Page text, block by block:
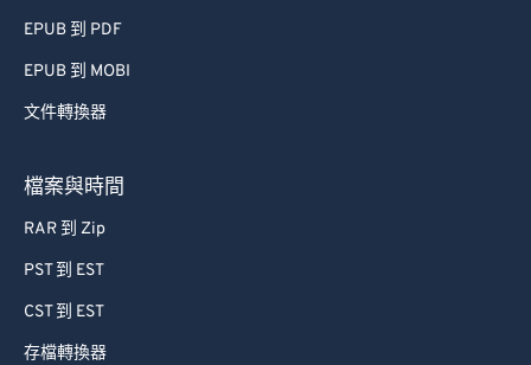
EPUB 到 PDF
EPUB 到 MOBI
文件轉換器
檔案與時間
RAR 到 Zip
PST 到 EST
CST 到 EST
存檔轉換器